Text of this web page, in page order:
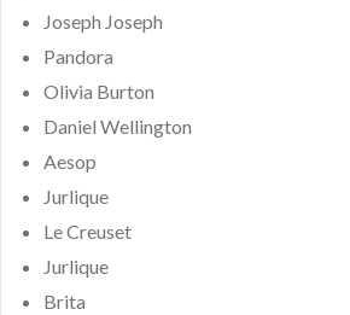
Joseph Joseph
Pandora
Olivia Burton
Daniel Wellington
Aesop
Jurlique
Le Creuset
Jurlique
Brita